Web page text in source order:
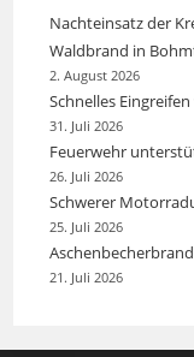
Nachteinsatz der
Waldbrand in
2. August 2026
Schnelles
31. Juli 2026
Feuerwehr
26. Juli 2026
Schwerer
25. Juli 2026
Aschenbecherbrand
21. Juli 2026